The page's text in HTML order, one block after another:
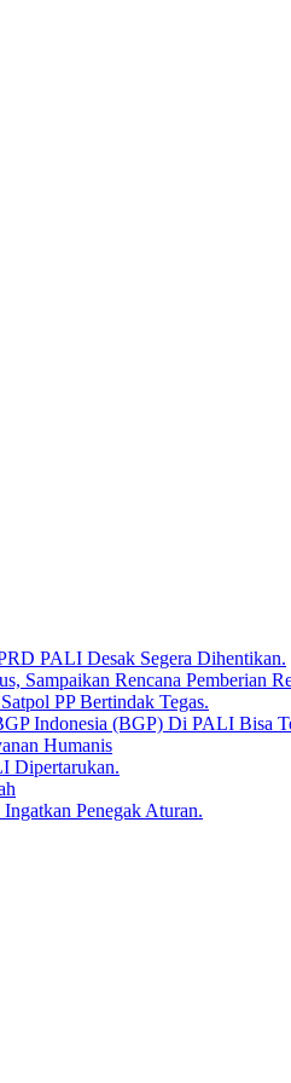
PALI Desak Segera Dihentikan.
Sampaikan Rencana Pemberian
PP Bertindak Tegas.
Indonesia (BGP) Di PALI Bisa
Humanis
Dipertarukan.
Penegak Aturan.